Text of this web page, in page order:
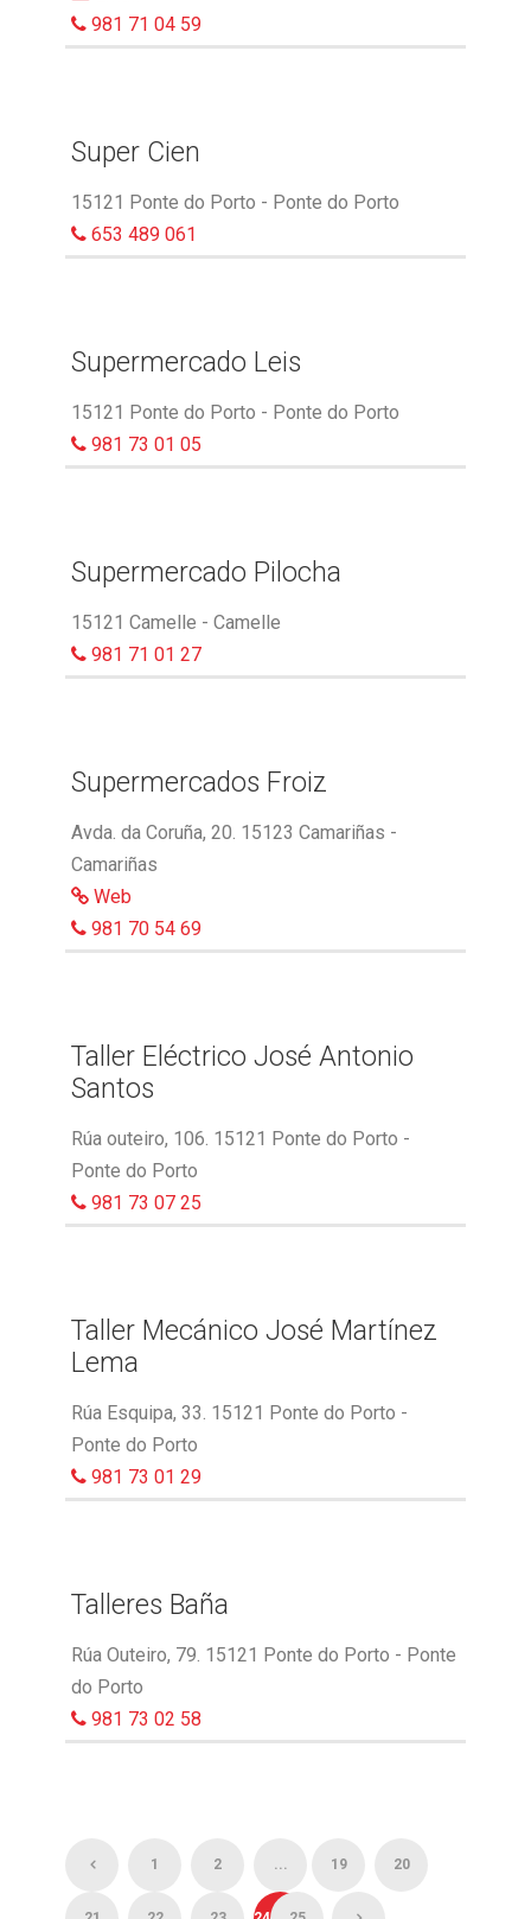
981 71 04 59
Super Cien
15121 Ponte do Porto - Ponte do Porto
653 489 061
Supermercado Leis
15121 Ponte do Porto - Ponte do Porto
981 73 01 05
Supermercado Pilocha
15121 Camelle - Camelle
981 71 01 27
Supermercados Froiz
Avda. da Coruña, 20. 15123 Camariñas -
Camariñas
Web
981 70 54 69
Taller Eléctrico José Antonio
Santos
Rúa outeiro, 106. 15121 Ponte do Porto -
Ponte do Porto
981 73 07 25
Taller Mecánico José Martínez
Lema
Rúa Esquipa, 33. 15121 Ponte do Porto -
Ponte do Porto
981 73 01 29
Talleres Baña
Rúa Outeiro, 79. 15121 Ponte do Porto - Ponte
do Porto
981 73 02 58
1 2 ... 19 20